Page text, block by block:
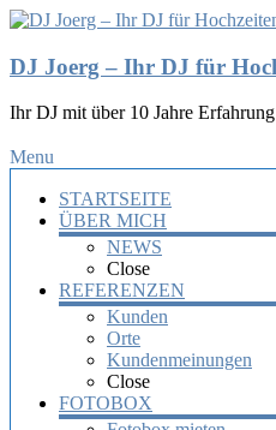
DJ Joerg – Ihr DJ für
Ihr DJ mit über 10 Jahre
Menu
STARTSEITE
ÜBER MICH
NEWS
Close
REFERENZEN
Kunden
Orte
Kundenmeinungen
Close
FOTOBOX